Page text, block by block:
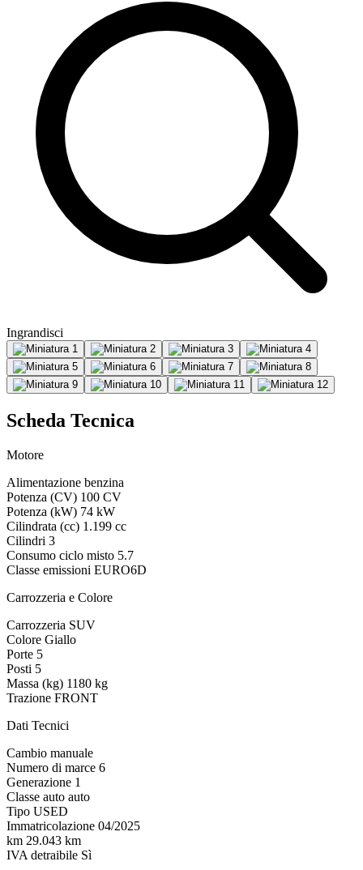
Ingrandisci
Scheda Tecnica
Motore
Alimentazione benzina
Potenza (CV) 100 CV
Potenza (kW) 74 kW
Cilindrata (cc) 1.199 cc
Cilindri 3
Consumo ciclo misto 5.7
Classe emissioni EURO6D
Carrozzeria e Colore
Carrozzeria SUV
Colore Giallo
Porte 5
Posti 5
Massa (kg) 1180 kg
Trazione FRONT
Dati Tecnici
Cambio manuale
Numero di marce 6
Generazione 1
Classe auto auto
Tipo USED
Immatricolazione 04/2025
km 29.043 km
IVA detraibile Sì